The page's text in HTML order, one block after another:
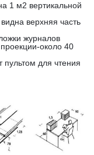
1 м2 вертикальной
верхняя часть
журналов
около 40
пультом для чтения